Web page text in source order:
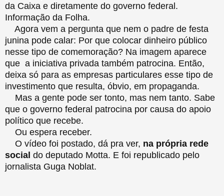
da Caixa e diretamente do governo federal.
Informação da Folha.
Agora vem a pergunta que nem o padre de festa
junina pode calar: Por que colocar dinheiro público
nesse tipo de comemoração? Na imagem aparece
que a iniciativa privada também patrocina. Então,
deixa só para as empresas particulares esse tipo de
investimento que resulta, óbvio, em propaganda.
Mas a gente pode ser tonto, mas nem tanto. Sabe
que o governo federal patrocina por causa do apoio
político que recebe.
Ou espera receber.
O vídeo foi postado, dá pra ver, na própria rede
social do deputado Motta. E foi republicado pelo
jornalista Guga Noblat.